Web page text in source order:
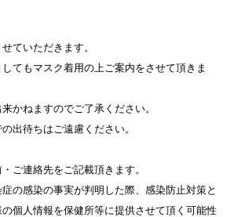
ていただきます。
てもマスク着用の上ご案内をさせて頂きま
かねますのでご了承ください。
出待ちはご遠慮ください。
ご連絡先をご記載頂きます。
の感染の事実が判明した際、感染防止対策と
個人情報を保健所等に提供させて頂く可能性